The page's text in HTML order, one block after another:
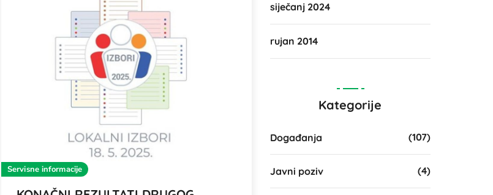
Servisne informacije
siječanj 2024
rujan 2014
Kategorije
Događanja (107)
Javni poziv (4)